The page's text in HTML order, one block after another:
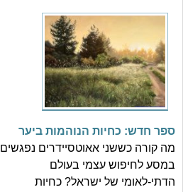
ספר חדש: כחיות הנוהמות ביער
מה קורה כששני אאוטסיידרים נפגשים
במסע לחיפוש עצמי בעולם
הדתי-לאומי של ישראל? כחיות